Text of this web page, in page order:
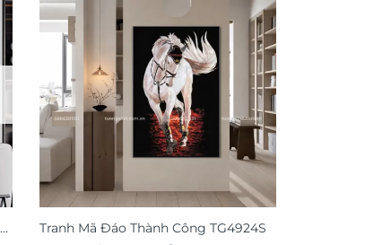
Tranh Mã Đáo Thành Công TG4924S